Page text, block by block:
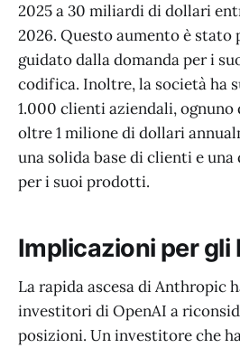
2025 a 30 miliardi di dollari
2026. Questo aumento è
guidato dalla domanda per i
codifica. Inoltre, la società ha
1.000 clienti aziendali, ognuno
oltre 1 milione di dollari
una solida base di clienti e
per i suoi prodotti.
Implicazioni per gli
La rapida ascesa di Anthropic
investitori di OpenAI a
posizioni. Un investitore che